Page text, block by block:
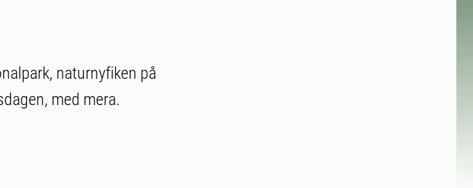
naturnyfiken på
med mera.